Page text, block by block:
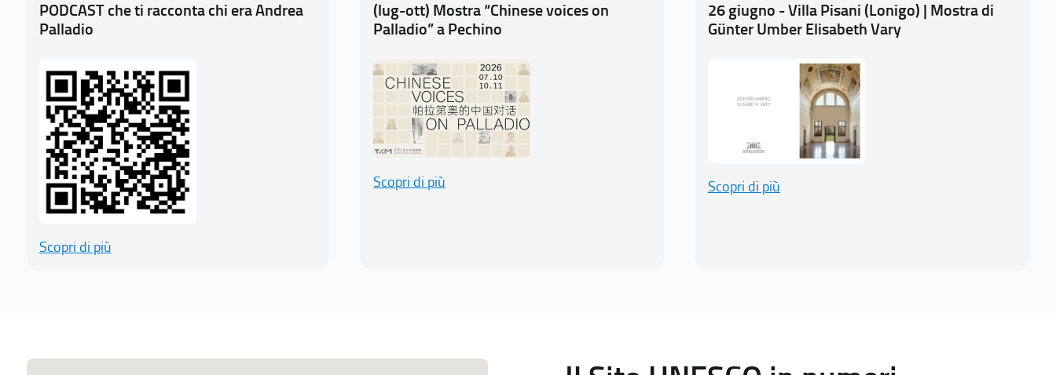
PODCAST che ti racconta chi era Andrea
Palladio
Scopri di più
(lug-ott) Mostra “Chinese voices on
Palladio” a Pechino
Scopri di più
26 giugno - Villa Pisani (Lonigo) | Mostra di
Günter Umber Elisabeth Vary
Scopri di più